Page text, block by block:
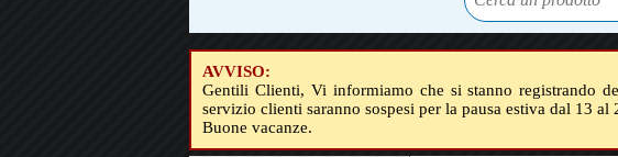
AVVISO:
Gentili Clienti, Vi informiamo che si stanno registrando
servizio clienti saranno sospesi per la pausa estiva dal 13 al
Buone vacanze.